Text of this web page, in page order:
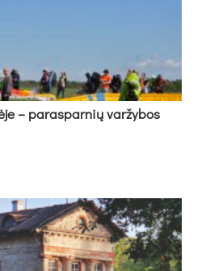
– pa­ras­par­nių var­žy­bos